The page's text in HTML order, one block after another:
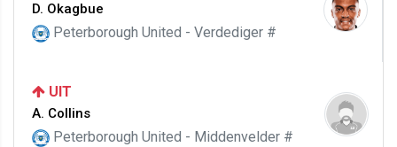
D. Okagbue
Peterborough United - Verdediger #
UIT
A. Collins
Peterborough United - Middenvelder #